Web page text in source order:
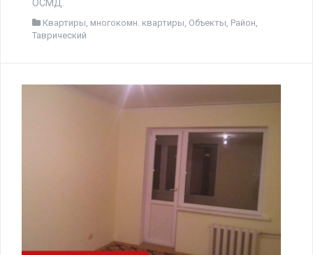
ОСМД.
Квартиры многокомн. квартиры Объекты Район
Таврический